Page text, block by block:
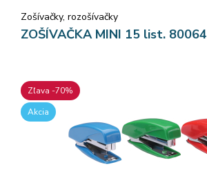
Zošívačky, rozošívačky
ZOŠÍVAČKA MINI 15 list. 80064
Zľava -70%
Akcia